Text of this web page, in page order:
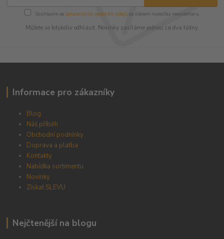
Souhlasím se zpracováním osobních údajůza účelem rozesílky newsletteru.
Můžete se kdykoliv odhlásit. Novinky zasíláme jednou za dva týdny.
Informace pro zákazníky
Blog
Náš příběh
Obchodní podnínky
Doprava a platba
Kontakty
Nabídka sortimentu
Novinky
Získat SLEVU
Nejčtenější na blogu